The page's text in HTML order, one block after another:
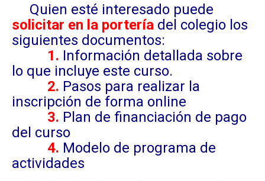
Quien esté interesado puede
solicitar en la porteríadel colegio los
siguientes documentos:
1. Información detallada sobre
lo que incluye este curso.
2. Pasos para realizar la
inscripción de forma online
3. Plan de financiación de pago
del curso
4. Modelo de programa de
actividades